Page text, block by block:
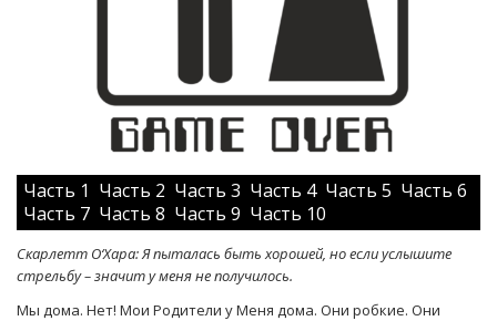
Часть 1 Часть 2 Часть 3 Часть 4 Часть 5 Часть 6
Часть 7 Часть 8 Часть 9 Часть 10
Скарлетт О‘Хара: Я пыталась быть хорошей, но если услышите
стрельбу – значит у меня не получилось.
Мы дома. Нет! Мои Родители у Меня дома. Они робкие. Они